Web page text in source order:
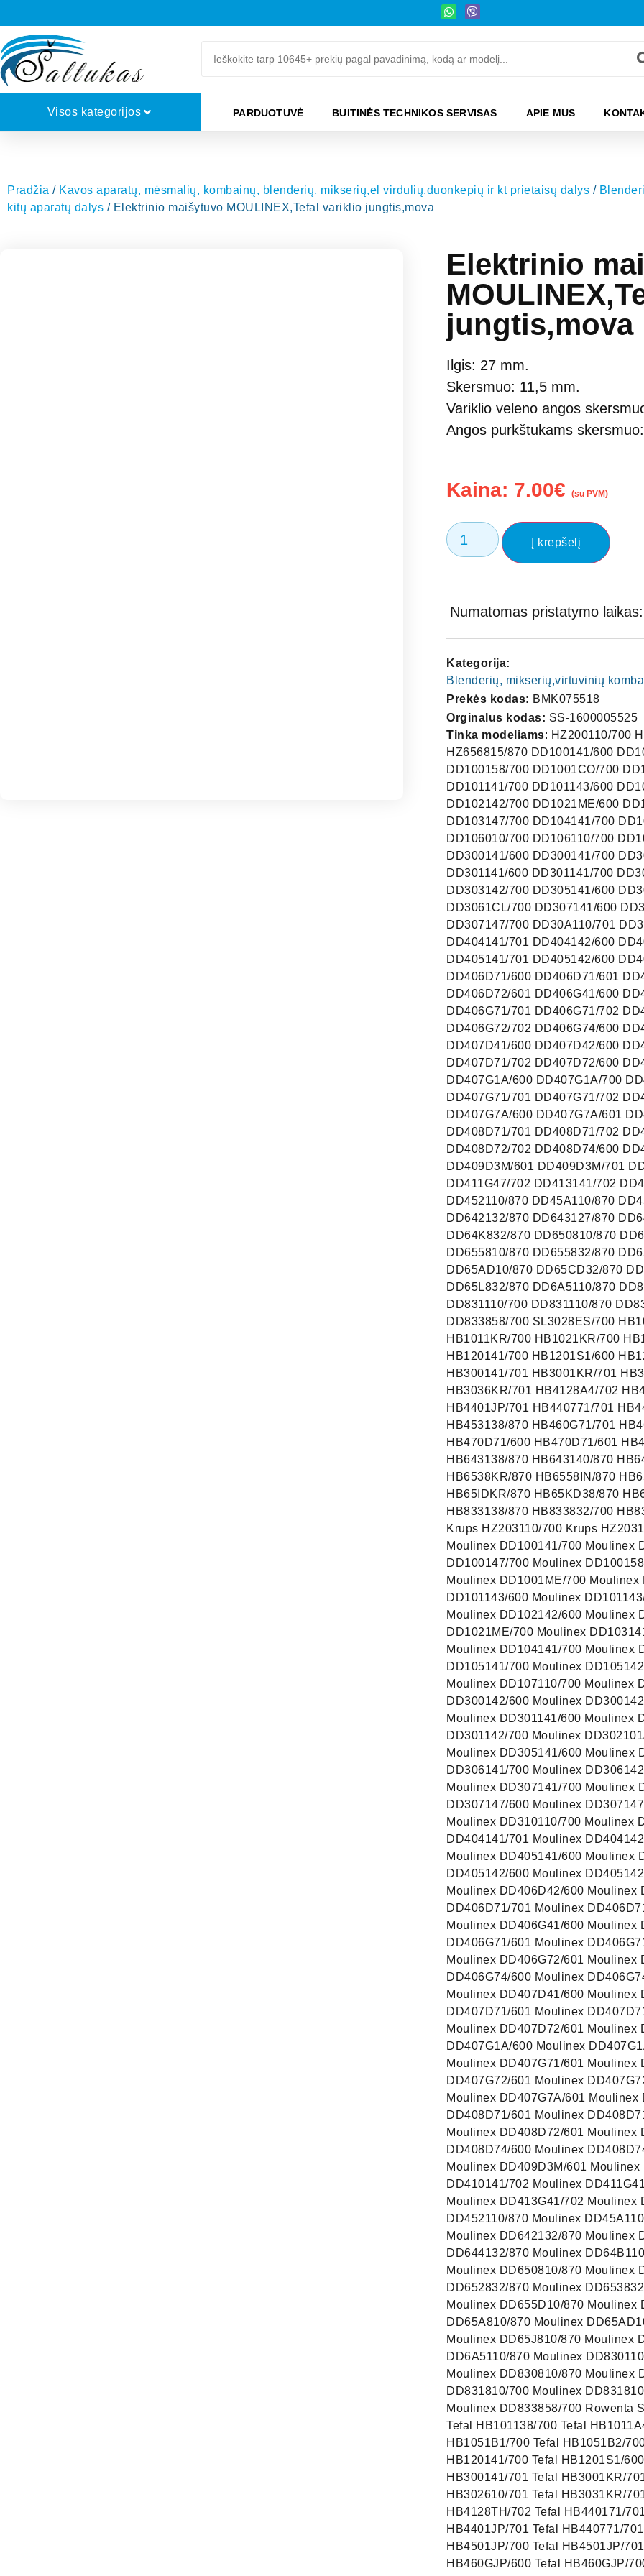
Visos kategorijos PARDUOTUVĖ BUITINĖS TECHNIKOS SERVISAS APIE MUS
Pradžia / Kavos aparatų, mėsmalių, kombainų, blenderių, mikserių,el virdulių,duonkepių ir kt prietaisų dalys /
kitų aparatų dalys / Elektrinio maišytuvo MOULINEX,Tefal variklio jungtis,mova
Elektrinio
jungtis,mova
Ilgis: 27 mm.
Skersmuo: 11,5 mm.
Variklio veleno angos
Angos purkštukams
Kaina: 7.00€ (su PVM)
Į krepšelį
Numatomas pristatymo
Kategorija:
Blenderių, mikserių,virtuvinių
Prekės kodas: BMK075518
Orginalus kodas: SS-1600005525
Tinka modeliams: HZ200110/700 HZ200110/870 HZ203110/700 HZ203110/870 HZ451110/870 HZ656815/870 DD100141/600 DD100141/700 DD100143/600 DD100143/700 DD100147/700 DD100158/700 DD1001CO/700 DD1001ME/600 DD1001ME/700 DD101141/600 DD101141/700 DD101143/600 DD101143/700 DD101147/700 DD102141/700 DD102142/600 DD102142/700 DD1021ME/600 DD1021ME/700 DD103141/700 DD103142/700 DD103147/700 DD104141/700 DD104142/700 DD1041CO/700 DD105141/700 DD105142/700 DD106010/700 DD106110/700 DD107110/700 DD121110/870 DD12A110/870 DD12H110/870 DD300141/600 DD300141/700 DD300142/600 DD300142/700 DD300147/600 DD300147/700 DD301141/600 DD301141/700 DD301142/600 DD301142/700 DD302101/700 DD302110/700 DD303142/700 DD305141/600 DD305141/700 DD306141/600 DD306141/700 DD306142/700 DD3061CL/700 DD307141/600 DD307141/700 DD307142/600 DD307142/700 DD307147/600 DD307147/700 DD30A110/701 DD30B110/701 DD310110/700 DD404141/600 DD404141/601 DD404141/701 DD404142/600 DD404142/601 DD404142/701 DD405141/600 DD405141/601 DD405141/701 DD405142/600 DD405142/601 DD405144/600 DD406D41/600 DD406D42/600 DD406D71/600 DD406D71/601 DD406D71/701 DD406D71/702 DD406D72/600 DD406D72/601 DD406G41/600 DD406G42/600 DD406G71/600 DD406G71/601 DD406G71/701 DD406G71/702 DD406G72/600 DD406G72/601 DD406G72/701 DD406G72/702 DD406G74/600 DD406G74/601 DD406GME/600 DD406GME/700 DD407D41/600 DD407D42/600 DD407D71/600 DD407D71/601 DD407D71/701 DD407D71/702 DD407D72/600 DD407D72/601 DD407D72/701 DD407D72/702 DD407G1A/600 DD407G1A/700 DD407G2A/600 DD407G2A/700 DD407G71/601 DD407G71/701 DD407G71/702 DD407G72/601 DD407G72/701 DD407G72/702 DD407G7A/600 DD407G7A/601 DD408D42/600 DD408D71/600 DD408D71/601 DD408D71/701 DD408D71/702 DD408D72/600 DD408D72/601 DD408D72/701 DD408D72/702 DD408D74/600 DD408D74/601 DD408D74/701 DD408D74/702 DD409D3M/601 DD409D3M/701 DD409D3M/702 DD410141/702 DD411G41/702 DD411G47/702 DD413141/702 DD413G41/702 DD451110/870 DD451127/870 DD451810/870 DD452110/870 DD45A110/870 DD45A127/870 DD471A10/870 DD641132/870 DD642110/870 DD642132/870 DD643127/870 DD643132/870 DD644132/870 DD64B110/870 DD64B127/870 DD64K832/870 DD650810/870 DD650832/870 DD650D10/